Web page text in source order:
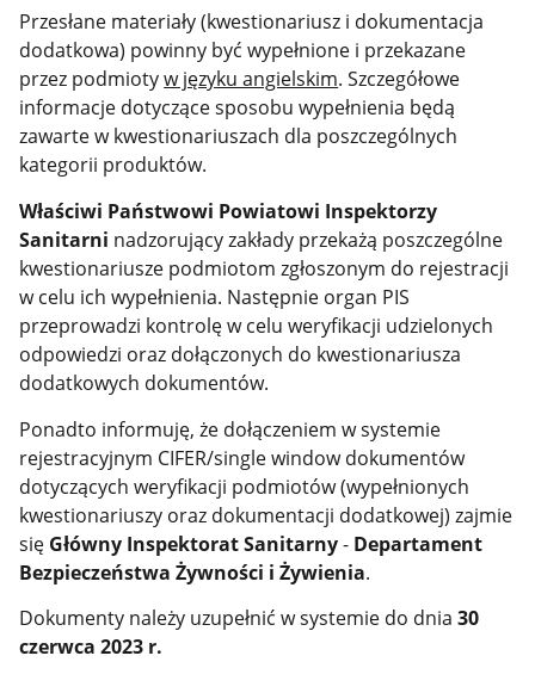
Przesłane materiały (kwestionariusz i dokumentacja
dodatkowa) powinny być wypełnione i przekazane
przez podmiotyw języku angielskim. Szczegółowe
informacje dotyczące sposobu wypełnienia będą
zawarte w kwestionariuszach dla poszczególnych
kategorii produktów.
Właściwi Państwowi Powiatowi Inspektorzy
Sanitarni nadzorujący zakłady przekażą poszczególne
kwestionariusze podmiotom zgłoszonym do rejestracji
w celu ich wypełnienia. Następnie organ PIS
przeprowadzi kontrolę w celu weryfikacji udzielonych
odpowiedzi oraz dołączonych do kwestionariusza
dodatkowych dokumentów.
Ponadto informuję, że dołączeniem w systemie
rejestracyjnym CIFER/single window dokumentów
dotyczących weryfikacji podmiotów (wypełnionych
kwestionariuszy oraz dokumentacji dodatkowej) zajmie
się Główny Inspektorat Sanitarny- Departament
Bezpieczeństwa Żywności i Żywienia.
Dokumenty należy uzupełnić w systemie do dnia30
czerwca 2023 r.